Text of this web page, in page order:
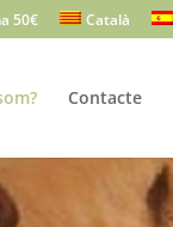
50€ Català
Contacte